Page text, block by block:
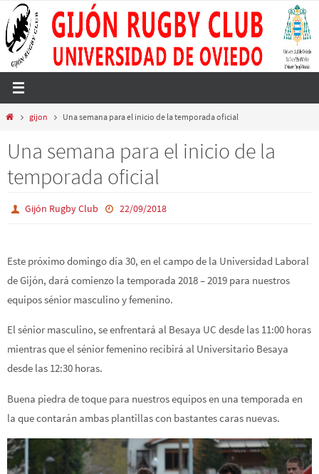
al
contenido
Iniciogijon Una semana para el inicio de la temporada oficial
Una semana para el inicio de la
temporada oficial
Gijón Rugby Club 22/09/2018
Este próximo domingo día 30, en el campo de la Universidad Laboral
de Gijón, dará comienzo la temporada 2018 – 2019 para nuestros
equipos sénior masculino y femenino.
El sénior masculino, se enfrentará al Besaya UC desde las 11:00 horas
mientras que el sénior femenino recibirá al Universitario Besaya
desde las 12:30 horas.
Buena piedra de toque para nuestros equipos en una temporada en
la que contarán ambas plantillas con bastantes caras nuevas.